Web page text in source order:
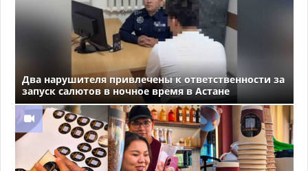
Два нарушителя привлечены к ответственности за
запуск салютов в ночное время в Астане